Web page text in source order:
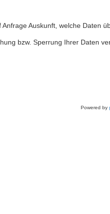
Auskunft, welche Daten
bzw. Sperrung Ihrer Daten
Powered by